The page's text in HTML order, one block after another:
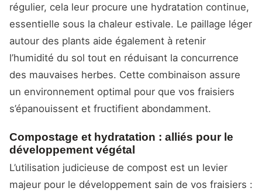
régulier, cela leur procure une hydratation continue,
essentielle sous la chaleur estivale. Le paillage léger
autour des plants aide également à retenir
l’humidité du sol tout en réduisant la concurrence
des mauvaises herbes. Cette combinaison assure
un environnement optimal pour que vos fraisiers
s’épanouissent et fructifient abondamment.
Compostage et hydratation : alliés pour le
développement végétal
L’utilisation judicieuse de compost est un levier
majeur pour le développement sain de vos fraisiers :